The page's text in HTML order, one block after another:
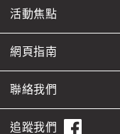
活動焦點
網頁指南
聯絡我們
追蹤我們